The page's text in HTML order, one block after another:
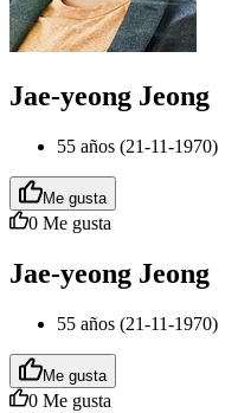
Jae-yeong Jeong
55 años (21-11-1970)
Me gusta
0 Me gusta
Jae-yeong Jeong
55 años (21-11-1970)
Me gusta
0 Me gusta